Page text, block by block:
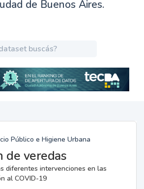
de Buenos Aires.
Público e Higiene Urbana
de veredas
diferentes intervenciones en las
al COVID-19